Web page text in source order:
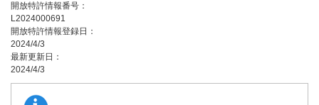
開放特許情報番号：
L2024000691
開放特許情報登録日：
2024/4/3
最新更新日：
2024/4/3